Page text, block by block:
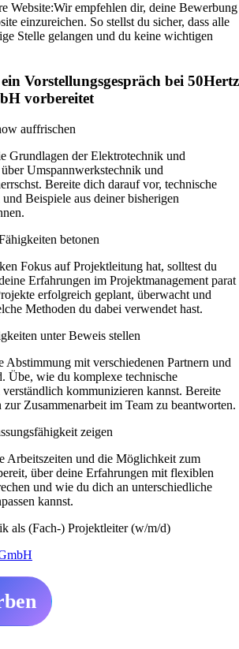
Website:Wir empfehlen dir, deine Bewerbung
einzureichen. So stellst du sicher, dass alle
Stelle gelangen und du keine wichtigen
Vorstellungsgespräch bei 50Hertz
vorbereitet
auffrischen
Grundlagen der Elektrotechnik und
Umspannwerkstechnik und
Bereite dich darauf vor, technische
Beispiele aus deiner bisherigen
betonen
Fokus auf Projektleitung hat, solltest du
Erfahrungen im Projektmanagement parat
erfolgreich geplant, überwacht und
Methoden du dabei verwendet hast.
unter Beweis stellen
Abstimmung mit verschiedenen Partnern und
Übe, wie du komplexe technische
kommunizieren kannst. Bereite
Zusammenarbeit im Team zu beantworten.
zeigen
Arbeitszeiten und die Möglichkeit zum
über deine Erfahrungen mit flexiblen
und wie du dich an unterschiedliche
kannst.
als (Fach-) Projektleiter (w/m/d)